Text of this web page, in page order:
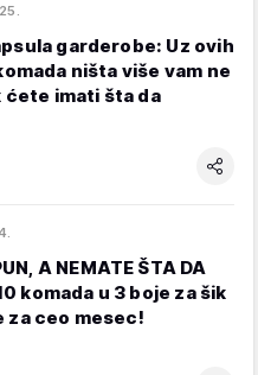
garderobe: Uz ovih
ništa više vam ne
ćete imati šta da
A NEMATE ŠTA DA
komada u 3 boje za šik
za ceo mesec!